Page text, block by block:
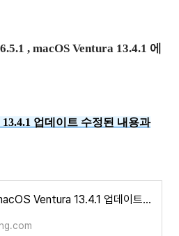
, macOS Ventura 13.4.1 에
업데이트 수정된 내용과
Apple, macOS Ventura 13.4.1 업데이트 수정된 내용과 바뀐 점은 무엇인가?